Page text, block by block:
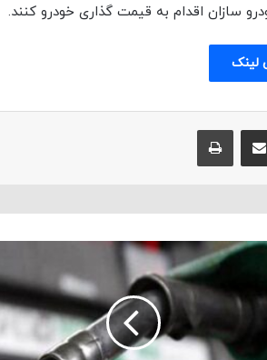
سازان اقدام به قیمت گذاری خودرو کنند.
لینک